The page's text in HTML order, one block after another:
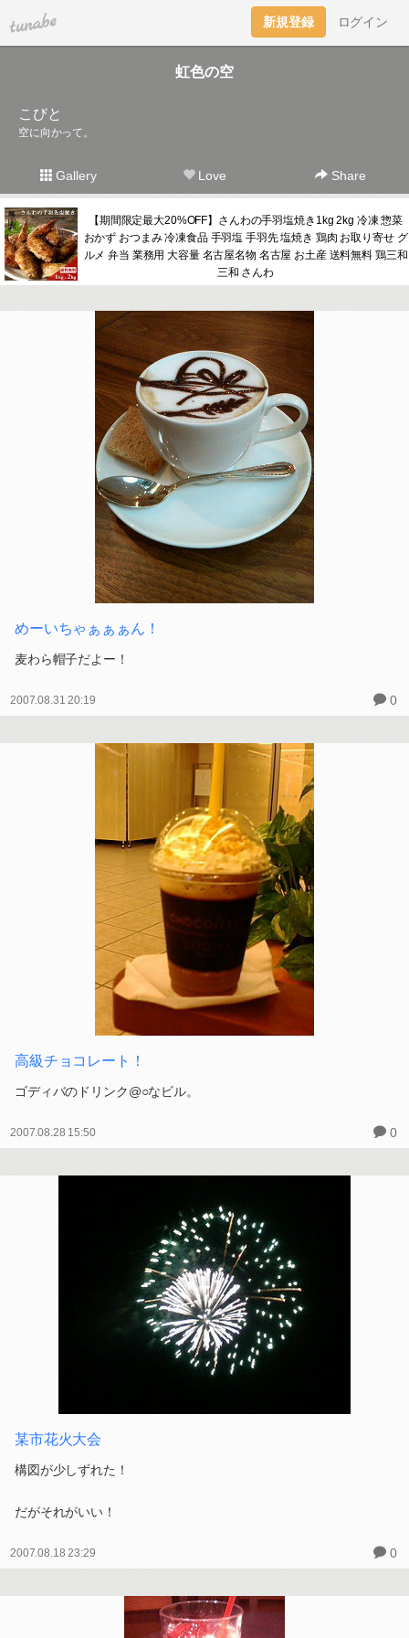
tuna.be 新規登録 ログイン
虹色の空
こびと
空に向かって。
Gallery Love Share
【期間限定最大20%OFF】さんわの手羽塩焼き1kg 2kg 冷凍 惣菜
おかず おつまみ 冷凍食品 手羽塩 手羽先 塩焼き 鶏肉 お取り寄せ グ
ルメ 弁当 業務用 大容量 名古屋名物 名古屋 お土産 送料無料 鶏三和
三和 さんわ
めーいちゃぁぁぁん！
麦わら帽子だよー！
2007.08.31 20:19 0
高級チョコレート！
ゴディバのドリンク@○なビル。
2007.08.28 15:50 0
某市花火大会
構図が少しずれた！
だがそれがいい！
2007.08.18 23:29 0